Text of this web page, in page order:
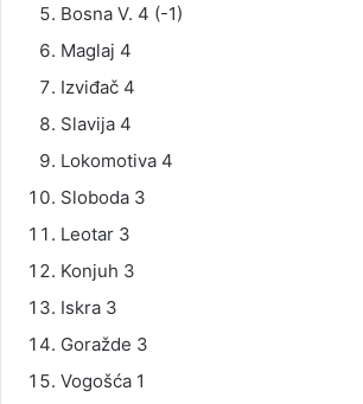
Bosna V. 4 (-1)
Maglaj 4
Izviđač 4
Slavija 4
Lokomotiva 4
Sloboda 3
Leotar 3
Konjuh 3
Iskra 3
Goražde 3
Vogošća 1